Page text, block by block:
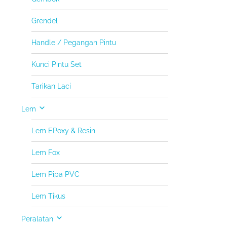
Grendel
Handle / Pegangan Pintu
Kunci Pintu Set
Tarikan Laci
Lem
Lem EPoxy & Resin
Lem Fox
Lem Pipa PVC
Lem Tikus
Peralatan